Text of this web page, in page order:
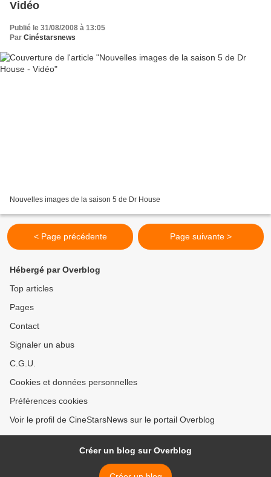
Vidéo
Publié le 31/08/2008 à 13:05
Par Cinéstarsnews
Nouvelles images de la saison 5 de Dr House
< Page précédente Page suivante >
Hébergé par Overblog
Top articles
Pages
Contact
Signaler un abus
C.G.U.
Cookies et données personnelles
Préférences cookies
Voir le profil de CineStarsNews sur le portail Overblog
Créer un blog sur Overblog